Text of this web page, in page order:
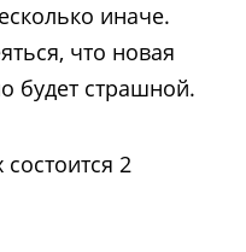
иначе.
что новая
будет страшной.
2